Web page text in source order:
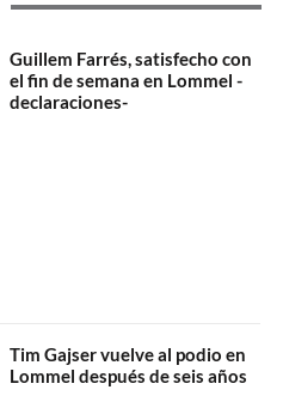
Guillem Farrés, satisfecho con
el fin de semana en Lommel -
declaraciones-
Tim Gajser vuelve al podio en
Lommel después de seis años